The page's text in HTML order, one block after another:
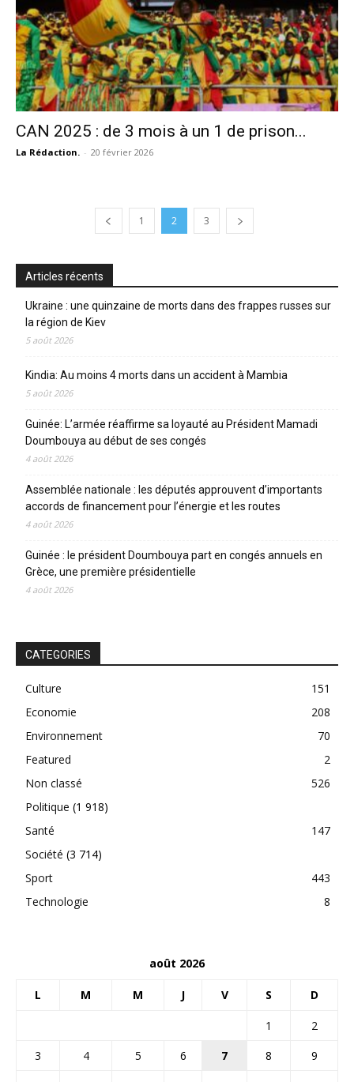
CAN 2025 : de 3 mois à un 1 de prison...
La Rédaction. - 20 février 2026
1 2 3
Articles récents
Ukraine : une quinzaine de morts dans des frappes russes sur
la région de Kiev
5 août 2026
Kindia: Au moins 4 morts dans un accident à Mambia
5 août 2026
Guinée: L’armée réaffirme sa loyauté au Président Mamadi
Doumbouya au début de ses congés
4 août 2026
Assemblée nationale : les députés approuvent d’importants
accords de financement pour l’énergie et les routes
4 août 2026
Guinée : le président Doumbouya part en congés annuels en
Grèce, une première présidentielle
4 août 2026
CATEGORIES
Culture
151
Economie
208
Environnement
70
Featured
2
Non classé
526
Politique (1 918)
Santé
147
Société (3 714)
Sport
443
Technologie
8
août 2026
L M M J V S D
1
2
3
4 5 6 7 8
9